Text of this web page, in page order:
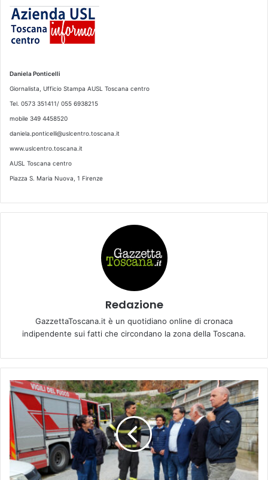
Daniela Ponticelli
Giornalista, Ufficio Stampa AUSL Toscana centro
Tel. 0573 351411/ 055 6938215
mobile 349 4458520
daniela.ponticelli@uslcentro.toscana.it
www.uslcentro.toscana.it
AUSL Toscana centro
Piazza S. Maria Nuova, 1 Firenze
Redazione
GazzettaToscana.it è un quotidiano online di cronaca
indipendente sui fatti che circondano la zona della Toscana.
I
N
C
I
D
E
N
T